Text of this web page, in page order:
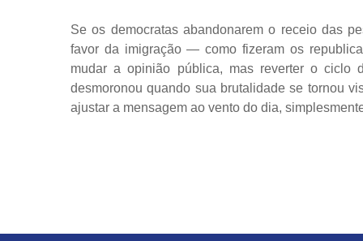
Se os democratas abandonarem o receio das
favor da imigração — como fizeram os
mudar a opinião pública, mas reverter o ciclo
desmoronou quando sua brutalidade se tornou
ajustar a mensagem ao vento do dia,